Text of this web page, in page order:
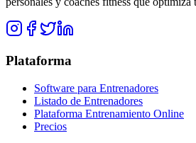
Plataforma
Software para Entrenadores
Listado de Entrenadores
Plataforma Entrenamiento Online
Precios